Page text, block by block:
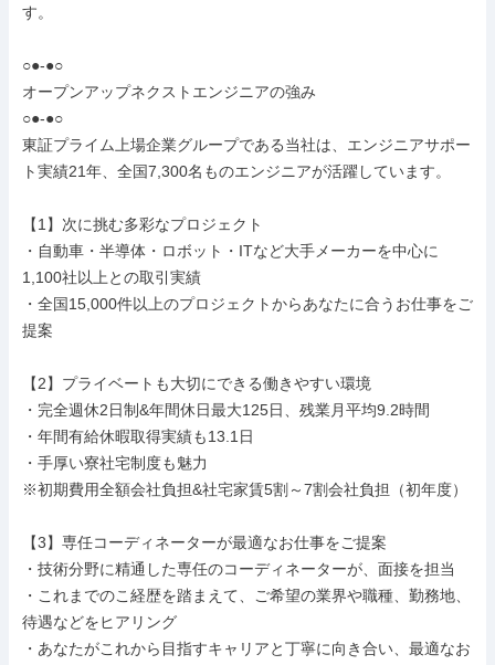
す。
○●-●○
オープンアップネクストエンジニアの強み
○●-●○
東証プライム上場企業グループである当社は、エンジニアサポー
ト実績21年、全国7,300名ものエンジニアが活躍しています。
【1】次に挑む多彩なプロジェクト
・自動車・半導体・ロボット・ITなど大手メーカーを中心に
1,100社以上との取引実績
・全国15,000件以上のプロジェクトからあなたに合うお仕事をご
提案
【2】プライベートも大切にできる働きやすい環境
・完全週休2日制&年間休日最大125日、残業月平均9.2時間
・年間有給休暇取得実績も13.1日
・手厚い寮社宅制度も魅力
※初期費用全額会社負担&社宅家賃5割～7割会社負担（初年度）
【3】専任コーディネーターが最適なお仕事をご提案
・技術分野に精通した専任のコーディネーターが、面接を担当
・これまでのこ経歴を踏まえて、ご希望の業界や職種、勤務地、
待遇などをヒアリング
・あなたがこれから目指すキャリアと丁寧に向き合い、最適なお